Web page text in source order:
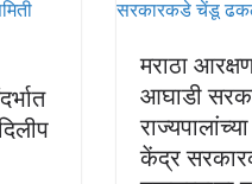
मराठा
आघाडी
केंद्र